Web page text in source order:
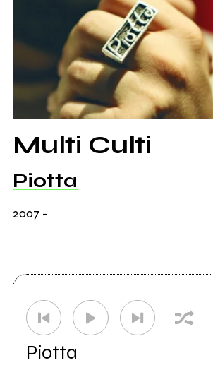
Multi Culti
Piotta
2007 -
Piotta